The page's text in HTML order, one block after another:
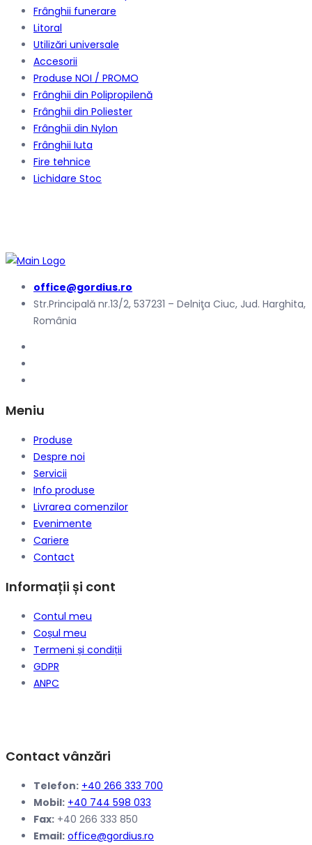
Frânghii funerare
Litoral
Utilizări universale
Accesorii
Produse NOI / PROMO
Frânghii din Polipropilenă
Frânghii din Poliester
Frânghii din Nylon
Frânghii Iuta
Fire tehnice
Lichidare Stoc
office@gordius.ro
Str.Principală nr.13/2, 537231 – Delniţa Ciuc, Jud. Harghita,
România
Meniu
Produse
Despre noi
Servicii
Info produse
Livrarea comenzilor
Evenimente
Cariere
Contact
Informații și cont
Contul meu
Coșul meu
Termeni și condiții
GDPR
ANPC
Contact vânzări
Telefon: +40 266 333 700
Mobil: +40 744 598 033
Fax: +40 266 333 850
Email: office@gordius.ro